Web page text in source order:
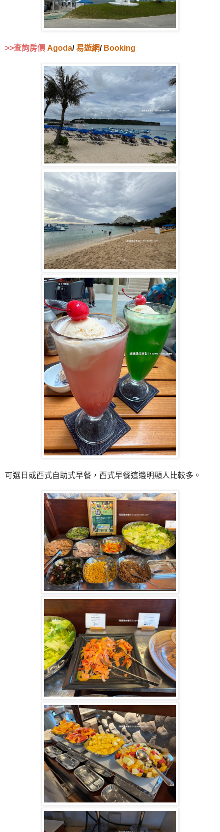
>>查詢房價 Agoda/易遊網/ Booking
可選日或西式自助式早餐，西式早餐這邊明顯人比較多。